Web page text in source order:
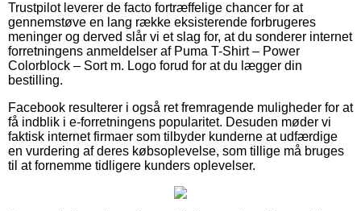
Trustpilot leverer de facto fortræffelige chancer for at
gennemstøve en lang række eksisterende forbrugeres
meninger og derved slår vi et slag for, at du sonderer internet
forretningens anmeldelser af Puma T-Shirt – Power
Colorblock – Sort m. Logo forud for at du lægger din
bestilling.
Facebook resulterer i også ret fremragende muligheder for at
få indblik i e-forretningens popularitet. Desuden møder vi
faktisk internet firmaer som tilbyder kunderne at udfærdige
en vurdering af deres købsoplevelse, som tillige må bruges
til at fornemme tidligere kunders oplevelser.